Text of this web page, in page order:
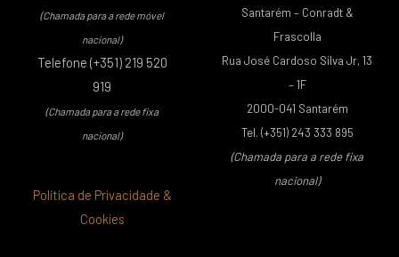
(Chamada para a rede móvel
nacional)
Telefone (+351) 219 520
919
(Chamada para a rede fixa
nacional)
Política de Privacidade &
Cookies
Santarém – Conradt &
Frascolla
Rua José Cardoso Silva Jr, 13
– 1F
2000-041 Santarém
Tel. (+351) 243 333 895
(Chamada para a rede fixa
nacional)